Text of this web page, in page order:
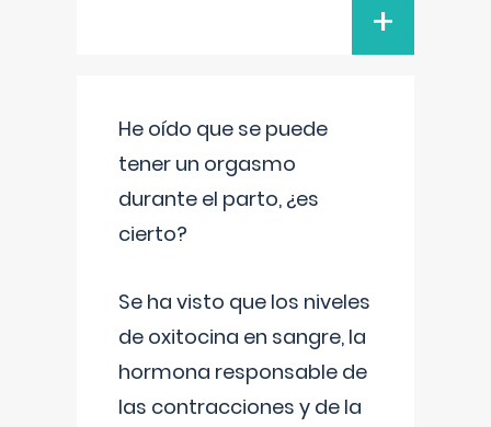
+
He oído que se puede
tener un orgasmo
durante el parto, ¿es
cierto?
Se ha visto que los niveles
de oxitocina en sangre, la
hormona responsable de
las contracciones y de la